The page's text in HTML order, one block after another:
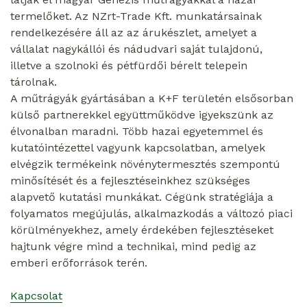
termelőket. Az NZrt-Trade Kft. munkatársainak
rendelkezésére áll az az árukészlet, amelyet a
vállalat nagykállói és nádudvari saját tulajdonú,
illetve a szolnoki és pétfürdői bérelt telepein
tárolnak.
A műtrágyák gyártásában a K+F területén elsősorban
külső partnerekkel együttműködve igyekszünk az
élvonalban maradni. Több hazai egyetemmel és
kutatóintézettel vagyunk kapcsolatban, amelyek
elvégzik termékeink növénytermesztés szempontú
minősítését és a fejlesztéseinkhez szükséges
alapvető kutatási munkákat. Cégünk stratégiája a
folyamatos megújulás, alkalmazkodás a változó piaci
körülményekhez, amely érdekében fejlesztéseket
hajtunk végre mind a technikai, mind pedig az
emberi erőforrások terén.
Kapcsolat